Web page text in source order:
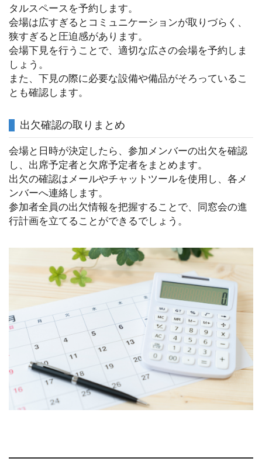
タルスペースを予約します。
会場は広すぎるとコミュニケーションが取りづらく、
狭すぎると圧迫感があります。
会場下見を行うことで、適切な広さの会場を予約しま
しょう。
また、下見の際に必要な設備や備品がそろっているこ
とも確認します。
出欠確認の取りまとめ
会場と日時が決定したら、参加メンバーの出欠を確認
し、出席予定者と欠席予定者をまとめます。
出欠の確認はメールやチャットツールを使用し、各メ
ンバーへ連絡します。
参加者全員の出欠情報を把握することで、同窓会の進
行計画を立てることができるでしょう。